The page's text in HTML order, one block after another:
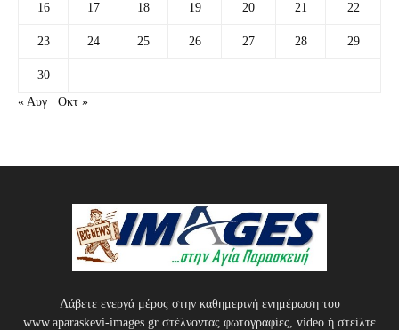
16 17 18 19 20 21 22
23 24 25 26 27 28 29
30
« Αυγ
Οκτ »
Λάβετε ενεργά μέρος στην καθημερινή ενημέρωση του
www.aparaskevi-images.gr στέλνοντας φωτογραφίες, video ή στείλτε